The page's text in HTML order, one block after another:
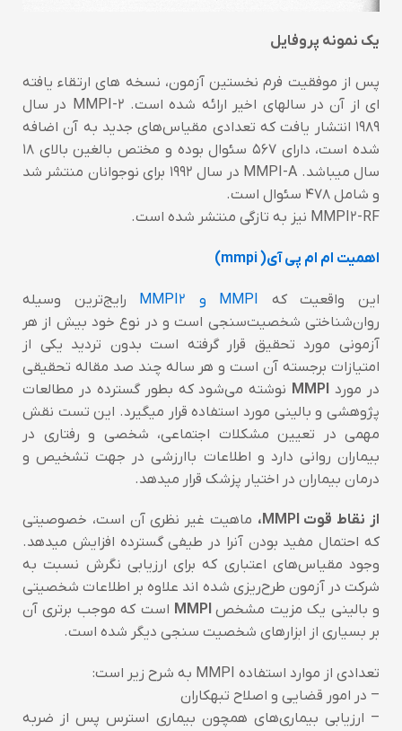
یک نمونه پروفایل
پس از موفقیت فرم نخستین آزمون، نسخه های ارتقاء یافته
ای از آن در سالهای اخیر ارائه شده است. MMPI-2 در سال
۱۹۸۹ انتشار یافت که تعدادی مقیاس‌های جدید به آن اضافه
شده است، دارای ۵۶۷ سئوال بوده و مختص بالغین بالای ۱۸
سال میباشد. MMPI-A در سال ۱۹۹۲ برای نوجوانان منتشر شد
و شامل ۴۷۸ سئوال است.
MMPI2-RF نیز به تازگی منتشر شده است.
اهمیت ام ام پی آی( mmpi)
این واقعیت که MMPI و MMPI2
رایج‌ترین وسیله
روان‌شناختی شخصیت‌سنجی است و در نوع خود بیش از هر
آزمونی مورد تحقیق قرار گرفته است بدون تردید یکی از
امتیازات برجسته آن است و هر ساله چند صد مقاله تحقیقی
در مورد MMPI نوشته می‌شود که بطور گسترده در مطالعات
پژوهشی و بالینی مورد استفاده قرار میگیرد. این تست نقش
مهمی در تعیین مشکلات اجتماعی، شخصی و رفتاری در
بیماران روانی دارد و اطلاعات باارزشی در جهت تشخیص و
درمان بیماران در اختیار پزشک قرار میدهد.
از نقاط قوت MMPI،
ماهیت غیر نظری آن است، خصوصیتی
که احتمال مفید بودن آنرا در طیفی گسترده افزایش میدهد.
وجود مقیاس‌های اعتباری که برای ارزیابی نگرش نسبت به
شرکت در آزمون طرح‌ریزی شده اند علاوه بر اطلاعات شخصیتی
و بالینی یک مزیت مشخصMMPI
است که موجب برتری آن
بر بسیاری از ابزارهای شخصیت سنجی دیگر شده است.
تعدادی از موارد استفاده MMPI به شرح زیر است:
– در امور قضایی و اصلاح تبهکاران
– ارزیابی بیماری‌های همچون بیماری استرس پس از ضربه